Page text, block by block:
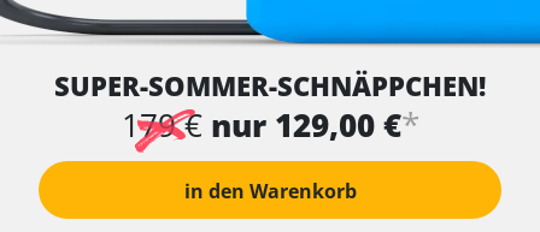
SUPER-SOMMER-SCHNÄPPCHEN!
179 € nur 129,00 €*
in den Warenkorb